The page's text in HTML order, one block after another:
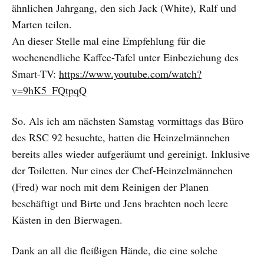
ähnlichen Jahrgang, den sich Jack (White), Ralf und
Marten teilen.
An dieser Stelle mal eine Empfehlung für die
wochenendliche Kaffee-Tafel unter Einbeziehung des
Smart-TV: https://www.youtube.com/watch?
v=9hK5_FQtpqQ
So. Als ich am nächsten Samstag vormittags das Büro
des RSC 92 besuchte, hatten die Heinzelmännchen
bereits alles wieder aufgeräumt und gereinigt. Inklusive
der Toiletten. Nur eines der Chef-Heinzelmännchen
(Fred) war noch mit dem Reinigen der Planen
beschäftigt und Birte und Jens brachten noch leere
Kästen in den Bierwagen.
Dank an all die fleißigen Hände, die eine solche